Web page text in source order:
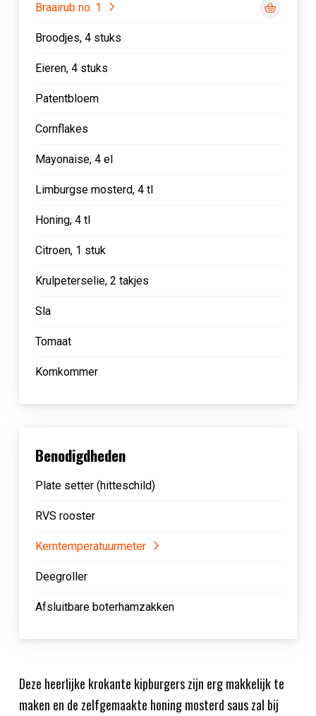
Deze heerlijke krokante kipburgers zijn erg makkelijk te
maken en de zelfgemaakte honing mosterd saus zal bij
Braairub no. 1
Broodjes, 4 stuks
Eieren, 4 stuks
Patentbloem
Cornflakes
Mayonaise, 4 el
Limburgse mosterd, 4 tl
Honing, 4 tl
Citroen, 1 stuk
Krulpeterselie, 2 takjes
Sla
Tomaat
Komkommer
Benodigdheden
Plate setter (hitteschild)
RVS rooster
Kerntemperatuurmeter
Deegroller
Afsluitbare boterhamzakken